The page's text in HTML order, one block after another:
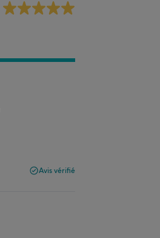
Avis vérifié